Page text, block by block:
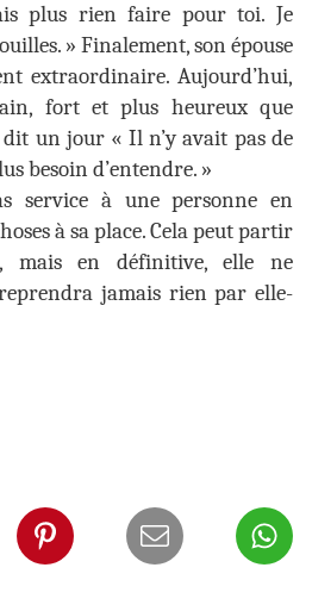
plus rien faire pour toi. Je
» Finalement, son épouse
extraordinaire. Aujourd’hui,
fort et plus heureux que
dit un jour « Il n’y avait pas de
besoin d’entendre. »
service à une personne en
à sa place. Cela peut partir
mais en définitive, elle ne
jamais rien par elle-